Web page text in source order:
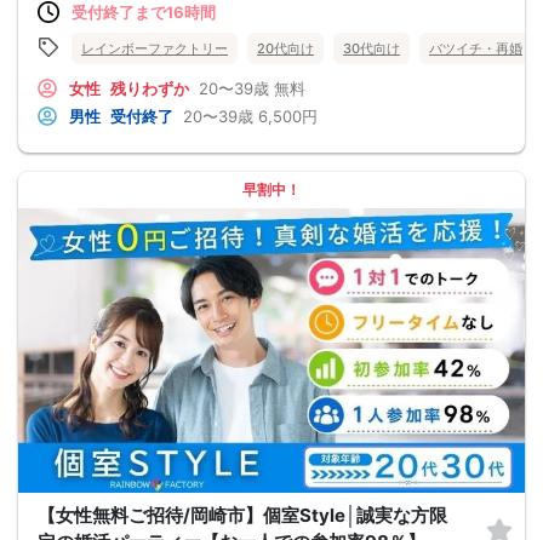
受付終了まで16時間
レインボーファクトリー 20代向け 30代向け バツイチ・再婚
女性 残りわずか 20〜39歳 無料
男性 受付終了 20〜39歳 6,500円
早割中！
【女性無料ご招待/岡崎市】個室Style│誠実な方限